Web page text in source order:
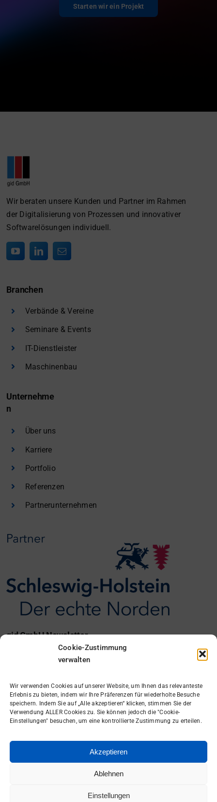
Cookie-Zustimmung
verwalten
Wir verwenden Cookies auf unserer Website, um Ihnen das relevanteste
Erlebnis zu bieten, indem wir Ihre Präferenzen für wiederholte Besuche
speichern. Indem Sie auf „Alle akzeptieren“ klicken, stimmen Sie der
Verwendung ALLER Cookies zu. Sie können jedoch die "Cookie-
Einstellungen" besuchen, um eine kontrollierte Zustimmung zu erteilen.
Akzeptieren
Ablehnen
Einstellungen
Starten wir ein Projekt
Wir beraten unsere Kunden und Partner im Rahmen
der Digitalisierung von Prozessen und innovativer
Softwarelösungen individuell.
Branchen
Verbände & Vereine
Seminare & Events
IT-Dienstleister
Maschinenbau
Unternehme
n
Über uns
Karriere
Portfolio
Referenzen
Partnerunternehmen
gid GmbH Newsletter
Ich möchte den gid Newsletter erhalten.
Anmelden
Gutes Ticket
Schnellere Lösung
Hier entlang